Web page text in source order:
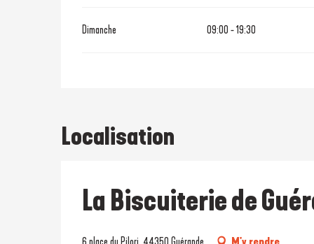
Dimanche 09:00 - 19:30
Localisation
La Biscuiterie de